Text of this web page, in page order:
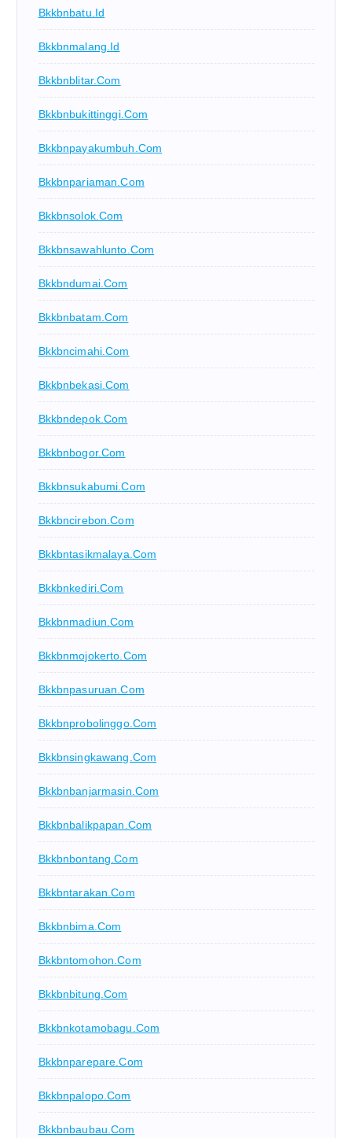
Bkkbnbatu.id
Bkkbnmalang.id
Bkkbnblitar.com
Bkkbnbukittinggi.com
Bkkbnpayakumbuh.com
Bkkbnpariaman.com
Bkkbnsolok.com
Bkkbnsawahlunto.com
Bkkbndumai.com
Bkkbnbatam.com
Bkkbncimahi.com
Bkkbnbekasi.com
Bkkbndepok.com
Bkkbnbogor.com
Bkkbnsukabumi.com
Bkkbncirebon.com
Bkkbntasikmalaya.com
Bkkbnkediri.com
Bkkbnmadiun.com
Bkkbnmojokerto.com
Bkkbnpasuruan.com
Bkkbnprobolinggo.com
Bkkbnsingkawang.com
Bkkbnbanjarmasin.com
Bkkbnbalikpapan.com
Bkkbnbontang.com
Bkkbntarakan.com
Bkkbnbima.com
Bkkbntomohon.com
Bkkbnbitung.com
Bkkbnkotamobagu.com
Bkkbnparepare.com
Bkkbnpalopo.com
Bkkbnbaubau.com